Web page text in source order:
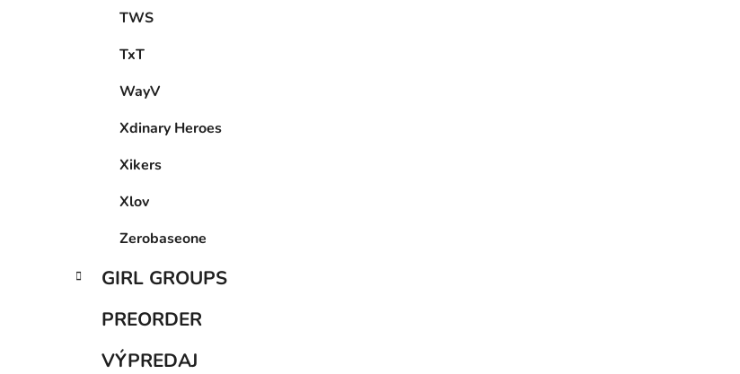
TWS
TxT
WayV
Xdinary Heroes
Xikers
Xlov
Zerobaseone
GIRL GROUPS
PREORDER
VÝPREDAJ